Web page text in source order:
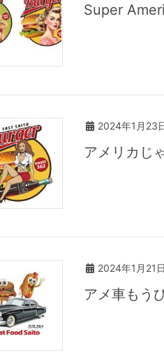
Super
2024年1月23
アメリカじ
2024年1月21日
アメ車もう